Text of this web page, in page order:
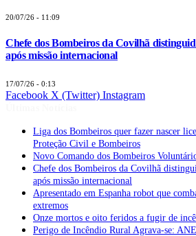
20/07/26 - 11:09
Chefe dos Bombeiros da Covilhã
após missão internacional
17/07/26 - 0:13
Facebook X (Twitter) Instagram
Liga dos Bombeiros quer fazer nascer
Proteção Civil e Bombeiros
Novo Comando dos Bombeiros
Chefe dos Bombeiros da Covilhã
após missão internacional
Apresentado em Espanha robot que
extremos
Onze mortos e oito feridos a fugir de
Perigo de Incêndio Rural Agrava-se: